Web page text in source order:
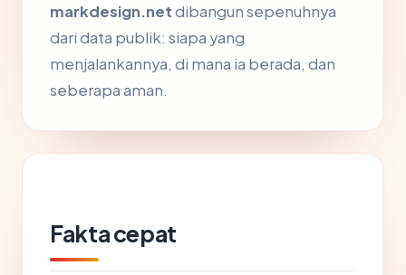
markdesign.netdibangun sepenuhnya
dari data publik: siapa yang
menjalankannya, di mana ia berada, dan
seberapa aman.
Fakta cepat